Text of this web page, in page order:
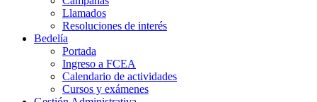
Llamados
Resoluciones de interés
Bedelía
Portada
Ingreso a FCEA
Calendario de actividades
Cursos y exámenes